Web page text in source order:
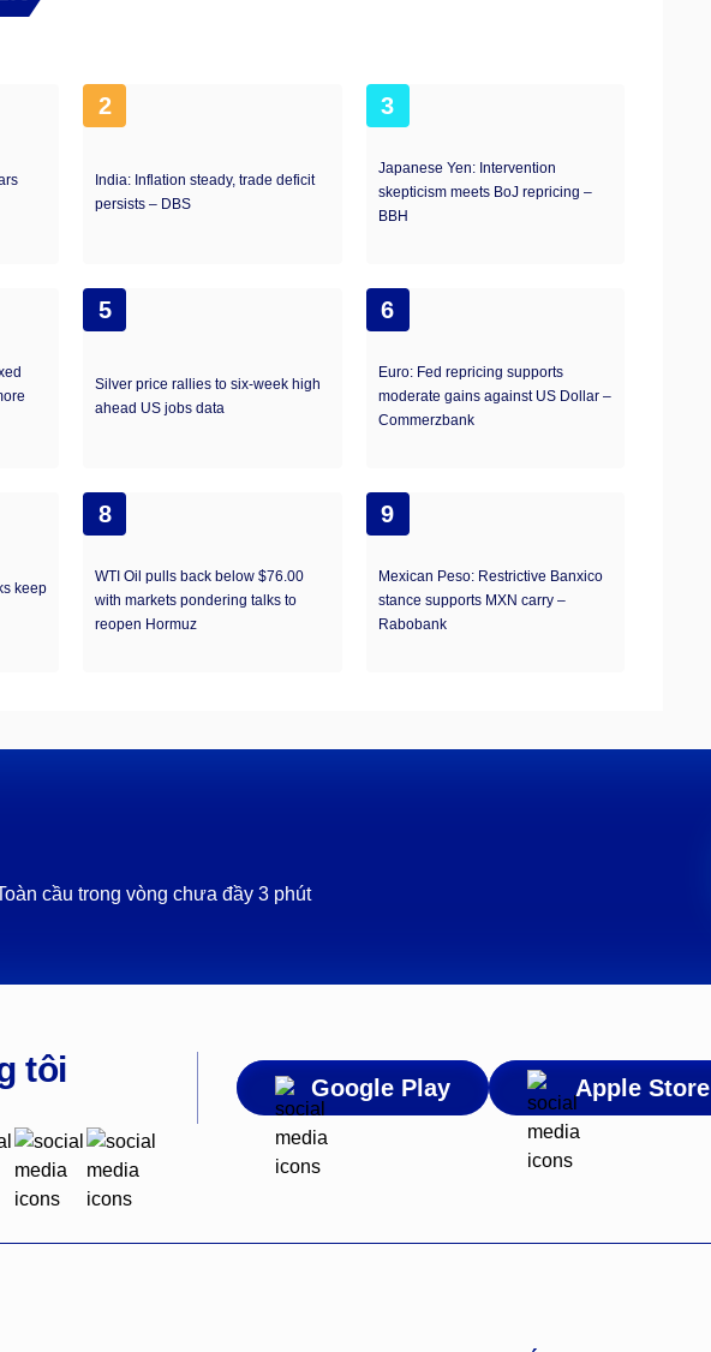
2
India: Inflation steady, trade deficit
persists – DBS
3
Japanese Yen: Intervention
skepticism meets BoJ repricing –
BBH
5
Silver price rallies to six-week high
ahead US jobs data
6
Euro: Fed repricing supports
moderate gains against US Dollar –
Commerzbank
keep
8
WTI Oil pulls back below $76.00
with markets pondering talks to
reopen Hormuz
9
Mexican Peso: Restrictive Banxico
stance supports MXN carry –
Rabobank
cầu trong vòng chưa đầy 3 phút
tôi Google Play Apple Store